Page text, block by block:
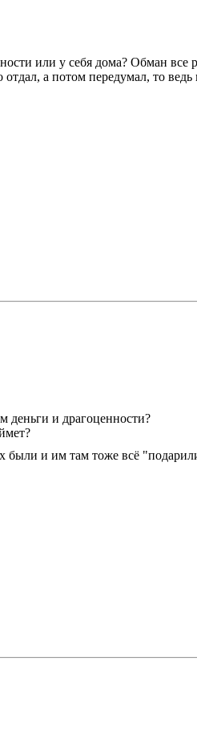
или у себя дома? Обман все
а потом передумал, то
деньги и драгоценности?
были и им там тоже всё